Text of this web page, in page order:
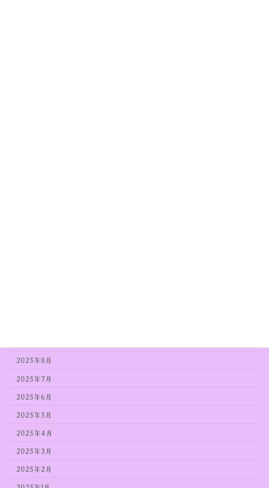
2025年8月
2025年7月
2025年6月
2025年5月
2025年4月
2025年3月
2025年2月